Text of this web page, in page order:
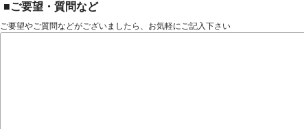
■ご要望・質問など
ご要望やご質問などがございましたら、お気軽にご記入下さい